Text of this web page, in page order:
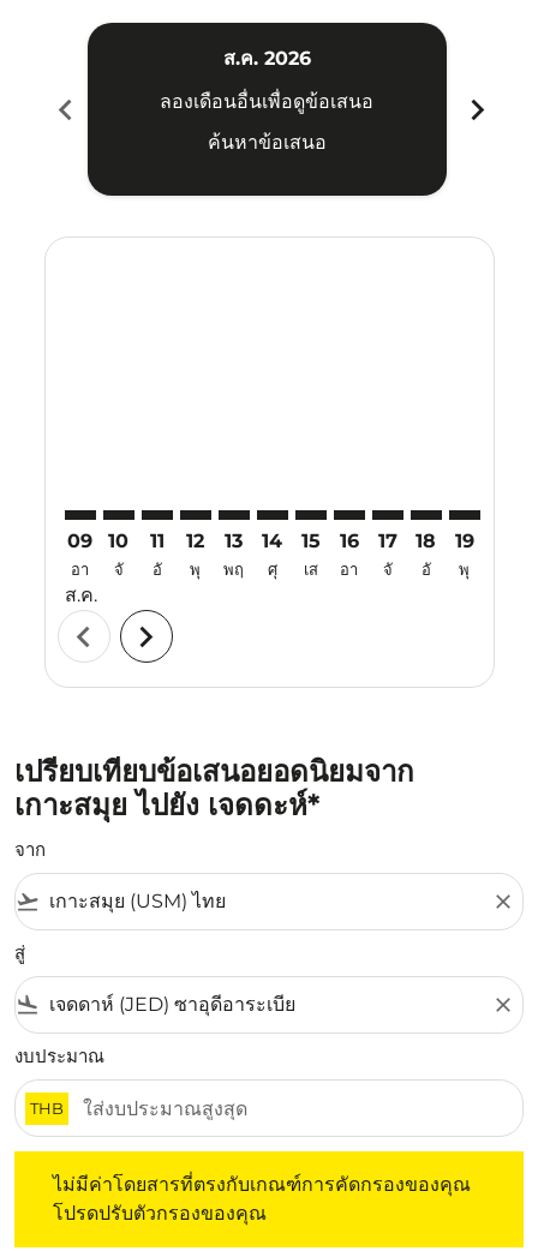
chevron_left
ส.ค. 2026
ลองเดือนอื่นเพื่อดูข้อเสนอ
ค้นหาข้อเสนอ
chevron_right
09
อา
ส.ค.
10
จั
11
อั
12
พุ
13
พฤ
14
ศุ
15
เส
16
อา
17
จั
18
อั
19
พุ
chevron_left chevron_right
เปรียบเทียบข้อเสนอยอดนิยมจาก
เกาะสมุย ไปยัง เจดดะห์*
จาก
flight_takeoff close
สู่
flight_land close
งบประมาณ
THB
ไม่มีค่าโดยสารที่ตรงกับเกณฑ์การคัดกรองของคุณ
โปรดปรับตัวกรองของคุณ